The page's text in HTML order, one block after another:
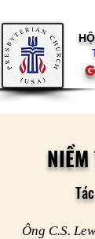
Ông C.S.